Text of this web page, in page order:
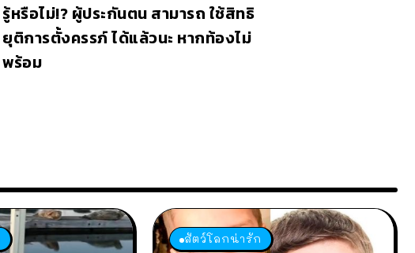
รู้หรือไม่!? ผู้ประกันตน สามารถ ใช้สิทธิ
ยุติการตั้งครรภ์ ได้แล้วนะ หากท้องไม่
พร้อม
สัตว์โลกน่ารัก